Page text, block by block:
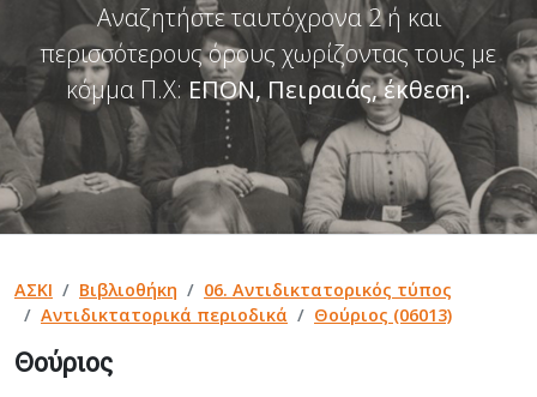
Αναζητήστε ταυτόχρονα 2 ή και
περισσότερους όρους χωρίζοντας τους με
κόμμα Π.Χ: ΕΠΟΝ, Πειραιάς, έκθεση.
ΑΣΚΙ Βιβλιοθήκη
06. Αντιδικτατορικός τύπος
Αντιδικτατορικά περιοδικά
Θούριος (06013)
Θούριος